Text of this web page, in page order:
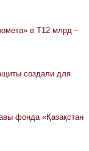
в Т12 млрд –
создали для
фонда «Қазақстан